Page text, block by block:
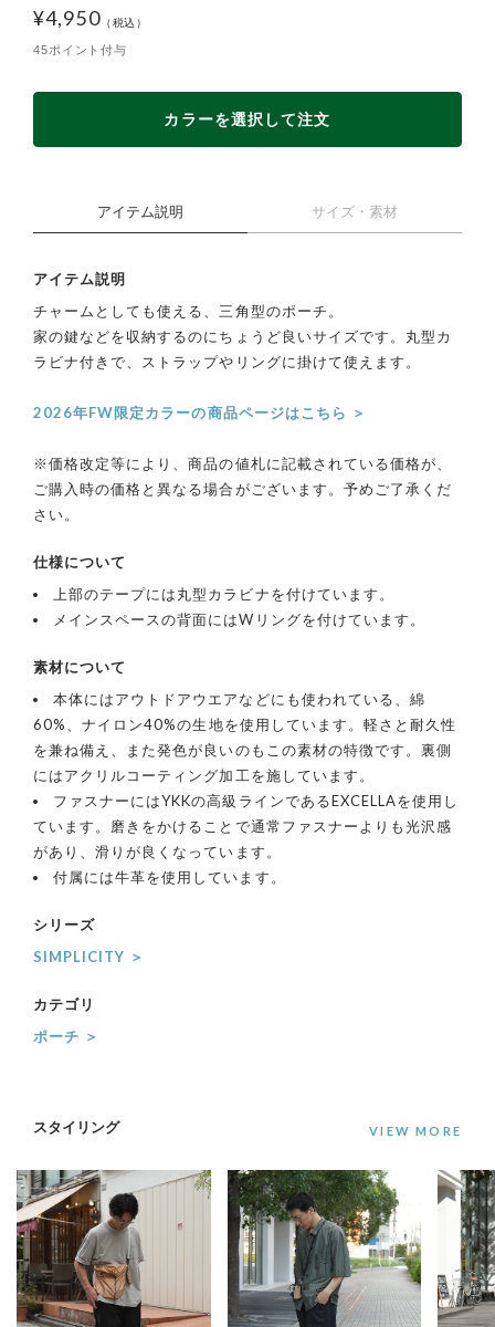
¥4,950
45ポイント付与
カラーを選択して注文
アイテム説明 サイズ・素材
アイテム説明
チャームとしても使える、三角型のポーチ。
家の鍵などを収納するのにちょうど良いサイズです。丸型カ
ラビナ付きで、ストラップやリングに掛けて使えます。
2026年FW限定カラーの商品ページはこちら ＞
※価格改定等により、商品の値札に記載されている価格が、
ご購入時の価格と異なる場合がございます。予めご了承くだ
さい。
仕様について
上部のテープには丸型カラビナを付けています。
メインスペースの背面にはWリングを付けています。
素材について
本体にはアウトドアウエアなどにも使われている、綿
60%、ナイロン40%の生地を使用しています。軽さと耐久性
を兼ね備え、また発色が良いのもこの素材の特徴です。裏側
にはアクリルコーティング加工を施しています。
ファスナーにはYKKの高級ラインであるEXCELLAを使用し
ています。磨きをかけることで通常ファスナーよりも光沢感
があり、滑りが良くなっています。
付属には牛革を使用しています。
シリーズ
SIMPLICITY ＞
カテゴリ
ポーチ ＞
スタイリング